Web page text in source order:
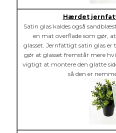
Hærdet
Satin glas kaldes også
en mat overflade som gør,
glasset. Jernfattigt satin glas
gør at glasset fremstår mere
vigtigt at montere den glatte
så den er